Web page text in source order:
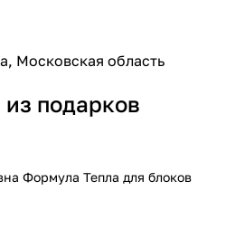
Московская область
подарков
Формула Тепла для блоков